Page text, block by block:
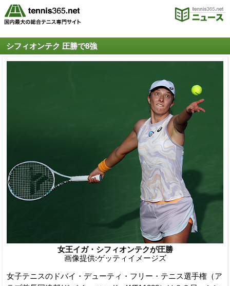
シフィオンテク 圧勝で8強
女王イガ・シフィオンテクが圧勝
画像提供:ゲッティイメージズ
女子テニスのドバイ・デューティ・フリー・テニス選手権（ア